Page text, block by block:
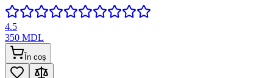
4.5
350 MDL
În coș